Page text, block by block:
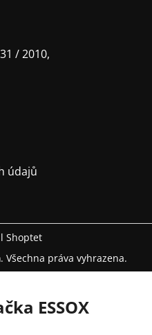
/ 2010,
údajů
Shoptet
. Všechna práva vyhrazena.
ESSOX